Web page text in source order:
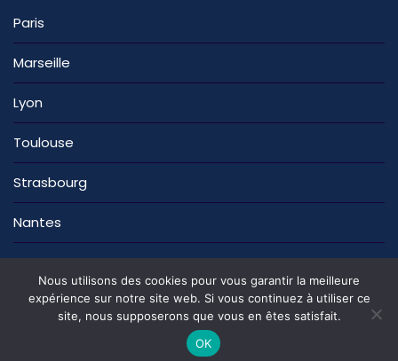
Paris
Marseille
Lyon
Toulouse
Strasbourg
Nantes
La rédaction Nous contacter
Mentions légales
Politique de confidentialité
Nous utilisons des cookies pour vous garantir la meilleure
expérience sur notre site web. Si vous continuez à utiliser ce
site, nous supposerons que vous en êtes satisfait.
OK